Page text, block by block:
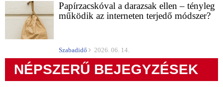
Papírzacskóval a darazsak ellen – tényleg
működik az interneten terjedő módszer?
Szabadidő 2026. 06. 14.
NÉPSZERŰ BEJEGYZÉSEK